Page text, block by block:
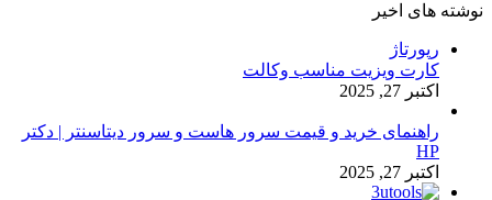
نوشته های اخیر
رپورتاژ
کارت ویزیت مناسب وکالت
اکتبر 27, 2025
راهنمای خرید و قیمت سرور هاست و سرور دیتاسنتر | دکتر
HP
اکتبر 27, 2025